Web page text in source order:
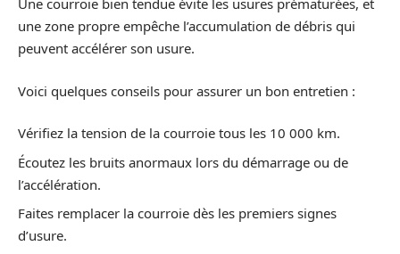
Une courroie bien tendue évite les usures prématurées, et
une zone propre empêche l’accumulation de débris qui
peuvent accélérer son usure.
Voici quelques conseils pour assurer un bon entretien :
Vérifiez la tension de la courroie tous les 10 000 km.
Écoutez les bruits anormaux lors du démarrage ou de
l’accélération.
Faites remplacer la courroie dès les premiers signes
d’usure.